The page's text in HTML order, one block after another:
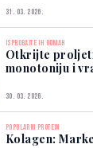
31. 03. 2026.
ISPROBAJTE IH ODMAH
Otkrijte
monotoniju i
30. 03. 2026.
POPULARNI PROTEIN
Kolagen: